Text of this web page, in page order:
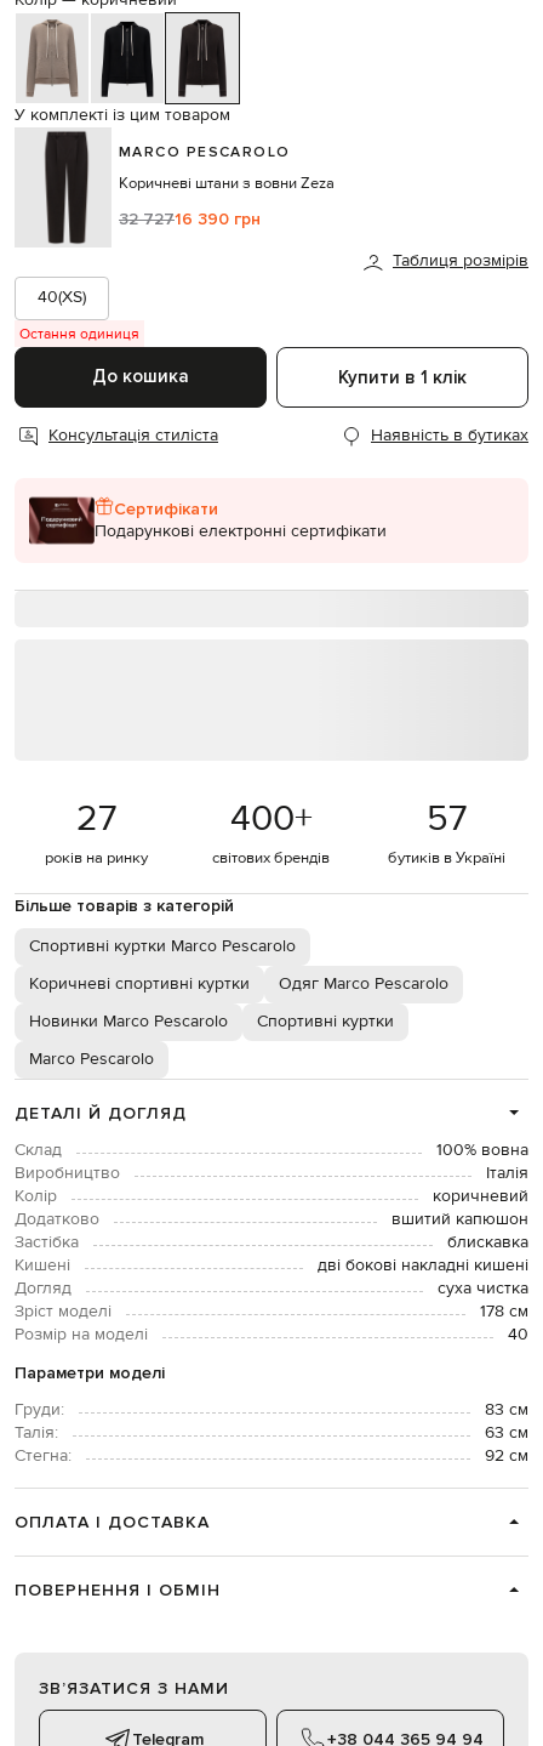
У комплекті із цим товаром
MARCO PESCAROLO
Коричневі штани з вовни Zeza
32 72716 390 грн
Таблиця розмірів
40(XS)
Остання одиниця
До кошика Купити в 1 клік
Консультація стиліста Наявність в бутиках
Сертифікати
Подарункові електронні сертифікати
27
років на ринку
400+
світових брендів
57
бутиків в Україні
Більше товарів з категорій
Спортивні куртки Marco Pescarolo
Коричневі спортивні куртки
Одяг Marco Pescarolo
Новинки Marco Pescarolo
Спортивні куртки
Marco Pescarolo
ДЕТАЛІ Й ДОГЛЯД
Склад
100% вовна
Виробництво
Італія
Колір
коричневий
Додатково
вшитий капюшон
Застібка
блискавка
Кишені
дві бокові накладні кишені
Догляд
суха чистка
Зріст моделі
178 см
Розмір на моделі
40
Параметри моделі
Груди:
83 см
Талія:
63 см
Стегна:
92 см
ОПЛАТА І ДОСТАВКА
ПОВЕРНЕННЯ І ОБМІН
ЗВʼЯЗАТИСЯ З НАМИ
Telegram +38 044 365 94 94